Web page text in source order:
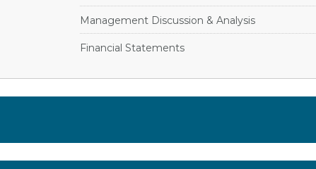
Management Discussion & Analysis
Financial Statements